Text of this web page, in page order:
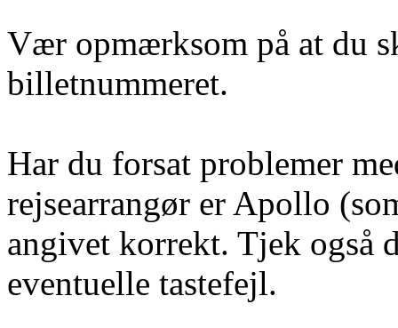
Vær opmærksom på at du
billetnummeret.
Har du forsat problemer
rejsearrangør er Apollo
angivet korrekt. Tjek også
eventuelle tastefejl.